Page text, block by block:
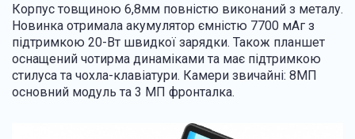
Корпус товщиною 6,8мм повністю виконаний з металу.
Новинка отримала акумулятор ємністю 7700 мАг з
підтримкою 20-Вт швидкої зарядки. Також планшет
оснащений чотирма динаміками та має підтримкою
стилуса та чохла-клавіатури. Камери звичайні: 8МП
основний модуль та 3 МП фронталка.